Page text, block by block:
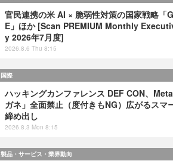
官民連携の米 AI × 脆弱性対策の国家戦略「
E」ほか [Scan PREMIUM Monthly
y 2026年7月度]
2026.8.6 Thu 8:15
国際
ハッキングカンファレンス DEF CON、
ガネ」全面禁止（度付きもNG）広がるスマ
締め出し
2026.8.3 Mon 8:15
製品・サービス・業界動向